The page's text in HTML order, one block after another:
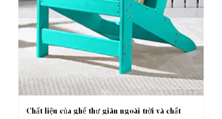
Chất liệu của ghế thư giãn ngoài trời và chất